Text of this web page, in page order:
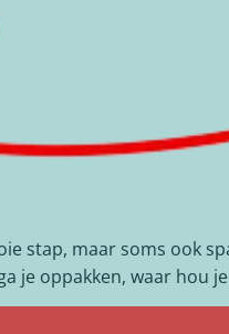
stap, maar soms ook
je oppakken, waar hou